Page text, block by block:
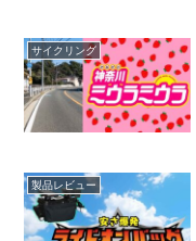
サイクリング
製品レビュー